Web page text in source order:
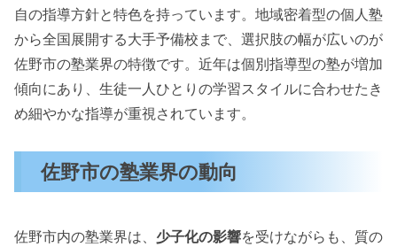
自の指導方針と特色を持っています。地域密着型の個人塾
から全国展開する大手予備校まで、選択肢の幅が広いのが
佐野市の塾業界の特徴です。近年は個別指導型の塾が増加
傾向にあり、生徒一人ひとりの学習スタイルに合わせたき
め細やかな指導が重視されています。
佐野市の塾業界の動向
佐野市内の塾業界は、 少子化の影響を受けながらも、質の